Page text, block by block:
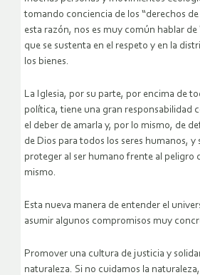
tomando conciencia de los “derechos
esta razón, nos es muy común hablar de
que se sustenta en el respeto y en la
los bienes.
La Iglesia, por su parte, por encima de
política, tiene una gran responsabilidad
el deber de amarla y, por lo mismo, de
de Dios para todos los seres humanos,
proteger al ser humano frente al peligro
mismo.
Esta nueva manera de entender el
asumir algunos compromisos muy
Promover una cultura de justicia y
naturaleza. Si no cuidamos la